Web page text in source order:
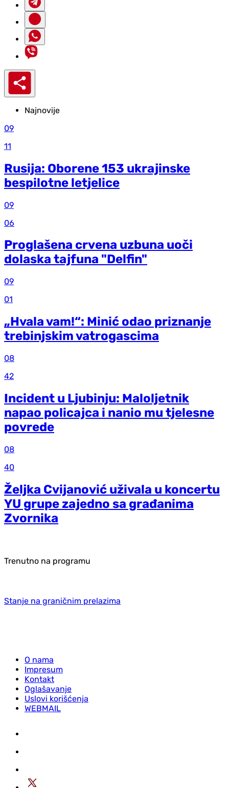
Najnovije
09
11
Rusija: Oborene 153 ukrajinske
bespilotne letjelice
09
06
Proglašena crvena uzbuna uoči
dolaska tajfuna "Delfin"
09
01
„Hvala vam!“: Minić odao priznanje
trebinjskim vatrogascima
08
42
Incident u Ljubinju: Maloljetnik
napao policajca i nanio mu tjelesne
povrede
08
40
Željka Cvijanović uživala u koncertu
YU grupe zajedno sa građanima
Zvornika
Trenutno na programu
Stanje na graničnim prelazima
O nama
Impresum
Kontakt
Oglašavanje
Uslovi korišćenja
WEBMAIL